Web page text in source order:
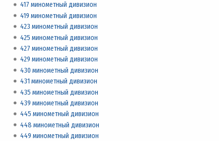
417 минометный дивизион
419 минометный дивизион
423 минометный дивизион
425 минометный дивизион
427 минометный дивизион
429 минометный дивизион
430 минометный дивизион
431 минометный дивизион
435 минометный дивизион
439 минометный дивизион
445 минометный дивизион
448 минометный дивизион
449 минометный дивизион